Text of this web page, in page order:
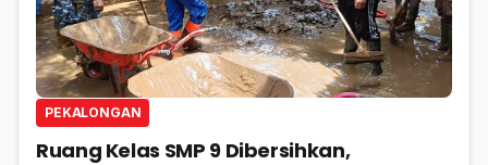
PEKALONGAN
Ruang Kelas SMP 9 Dibersihkan,